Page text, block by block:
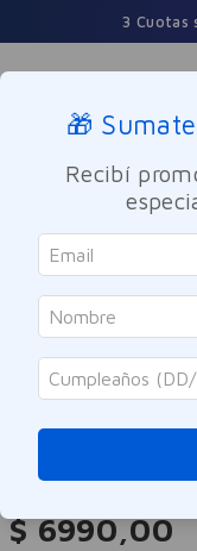
3 Cuotas
Buscar
Cuidado Personal
Elvive
200ml
Referencia:8003283
$ 6990,00
🎁
Recibí